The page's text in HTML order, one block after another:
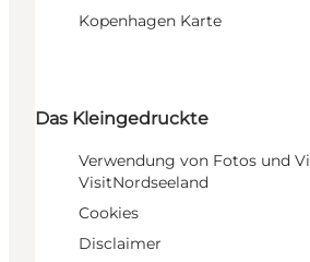
Kopenhagen Karte
Das Kleingedruckte
Verwendung von Fotos und
VisitNordseeland
Cookies
Disclaimer